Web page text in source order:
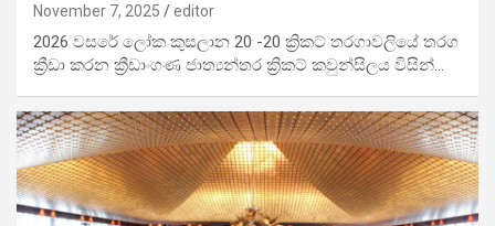
November 7, 2025 editor
2026 වසරේ ලෝක කුසලාන 20 -20 ක්‍රිකට් තරගාවලියේ තරග
ක්‍රීඩා කරන ක්‍රීඩාංගණ ජාත්‍යන්තර ක්‍රිකට් කවුන්සිලය විසින්…